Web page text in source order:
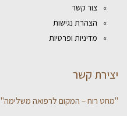
צור קשר
הצהרת נגישות
מדיניות ופרטיות
יצירת קשר
"מחט רוח – המקום לרפואה משלימה"